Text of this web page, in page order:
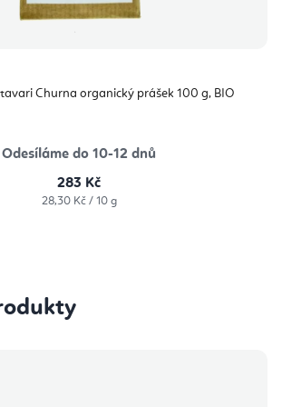
Churna organický prášek 100 g, BIO
Odesíláme do 10-12 dnů
283 Kč
Měrná
28,30 Kč / 10 g